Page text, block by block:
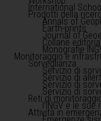
International
Prodotti della
Annals of
Earth-prints
Journal of
Collane
Monografie
Monitoraggio e
Sorveglianza
Servizio di
Servizio di
Servizio di
Servizio di
Reti di
l'INGV e le sue
Attività in